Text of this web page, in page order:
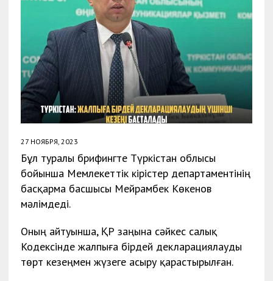
27 НОЯБРЯ, 2023
Бұл туралы брифингте Түркістан облысы
бойынша Мемлекеттік кірістер департаментінің
басқарма басшысы Мейрамбек Көкенов
мәлімдеді.
Оның айтуынша, ҚР заңына сәйкес салық
Кодексінде жалпыға бірдей декларациялауды
төрт кезеңмен жүзеге асыру қарастырылған.